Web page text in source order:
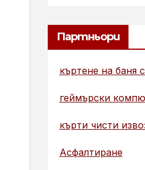
Партньори
къртене на баня
геймърски
кърти чисти
Асфалтиране